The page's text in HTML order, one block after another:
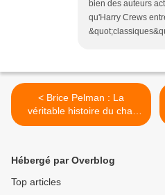
bien des auteurs
qu'Harry Crews
< Brice Pelman : La
véritable histoire du chat
jaune - La troisième victime
Hébergé par Overblog
Top articles